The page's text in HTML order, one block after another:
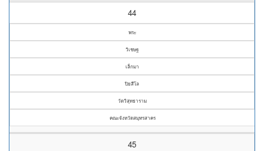
44
พระ
วิเชษฐ
เล็กมา
ปิยสีโล
วัดวิสุทธาราม
คณะจังหวัดสมุทรสาคร
45